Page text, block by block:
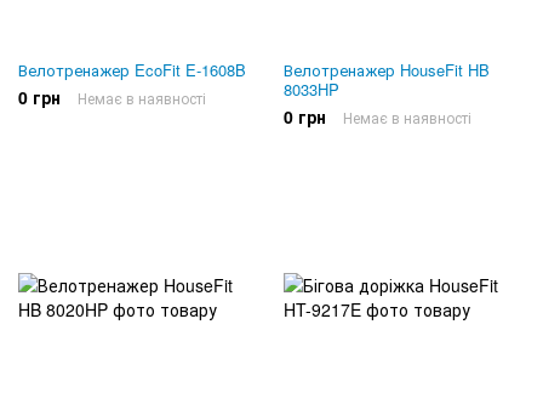
Велотренажер EcoFit E-1608B
0 грн Немає в наявності
Велотренажер HouseFit HB
8033HP
0 грн Немає в наявності